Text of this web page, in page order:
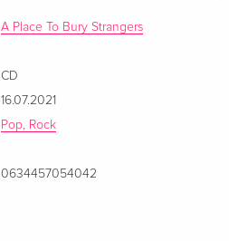
A Place To Bury Strangers
CD
16.07.2021
Pop, Rock
0634457054042